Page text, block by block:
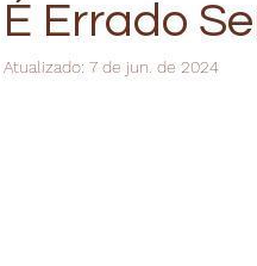
É Errado
Atualizado: 7 de jun. de 2024